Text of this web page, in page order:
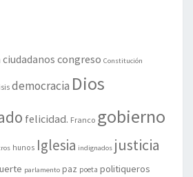
ciudadanos congreso Constitución
democracia Dios
felicidad. Franco gobierno
hunos Iglesia indignados justicia
parlamento paz poeta politiqueros